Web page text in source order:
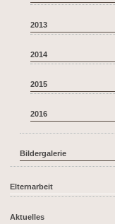
2013
2014
2015
2016
Bildergalerie
Elternarbeit
Aktuelles